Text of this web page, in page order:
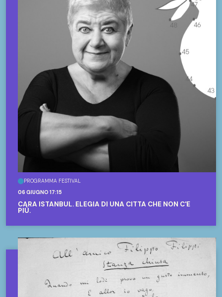
PROGRAMMA FESTIVAL
06 GIUGNO 17:15
CARA ISTANBUL. ELEGIA DI UNA CITTÀ CHE NON C'È
PIÙ.